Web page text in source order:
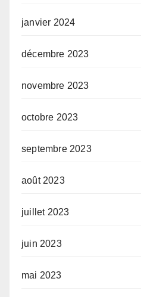
janvier 2024
décembre 2023
novembre 2023
octobre 2023
septembre 2023
août 2023
juillet 2023
juin 2023
mai 2023